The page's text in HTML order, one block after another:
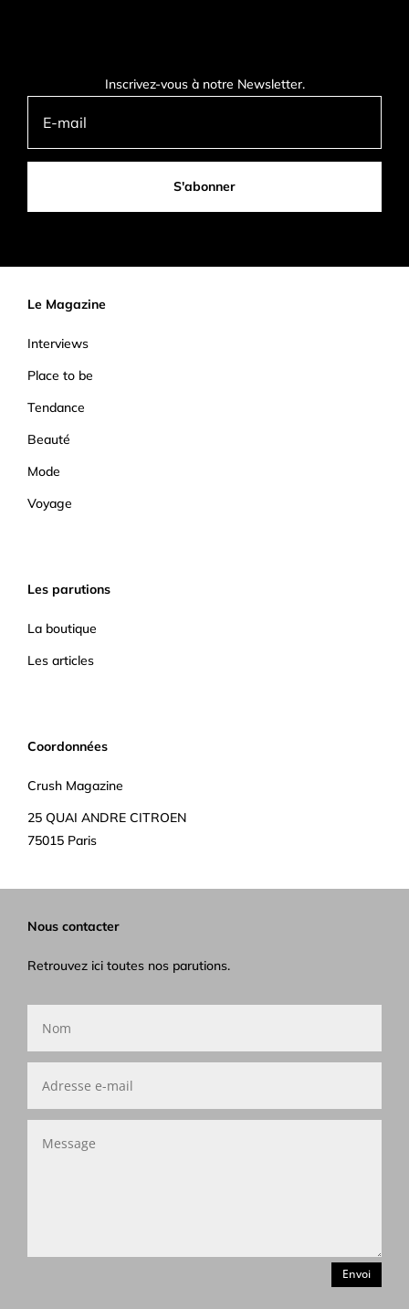
Inscrivez-vous à notre Newsletter.
S'abonner
Le Magazine
Interviews
Place to be
Tendance
Beauté
Mode
Voyage
Les parutions
La boutique
Les articles
Coordonnées
Crush Magazine
25 QUAI ANDRE CITROEN
75015 Paris
Nous contacter
Retrouvez ici toutes nos parutions.
Envoi